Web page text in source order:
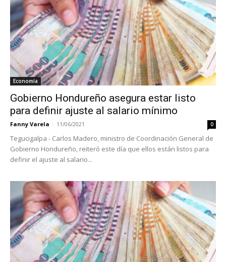
Economía
Gobierno Hondureño asegura estar listo
para definir ajuste al salario mínimo
Fanny Varela - 11/06/2021 0
Tegucigalpa - Carlos Madero, ministro de Coordinación General de
Gobierno Hondureño, reiteró este día que ellos están listos para
definir el ajuste al salario...